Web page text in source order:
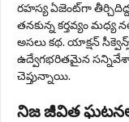
రహస్య ఏజెంట్‌గా
తనకున్న కర్తవ్యం
అసలు కథ. యాక్షన్
ఉద్వేగభరితమైన
చెప్తున్నాయి.
నిజ జీవిత